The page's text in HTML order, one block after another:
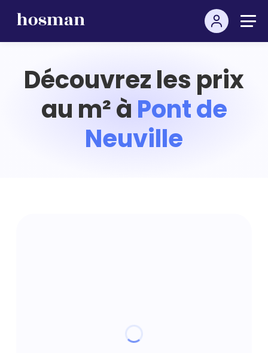
Découvrez les prix
au m² à Pont de
Neuville